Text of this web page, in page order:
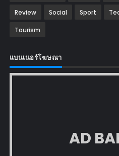
Review Social Sport
Tourism
แบนเนอร์โฆษณา
AD